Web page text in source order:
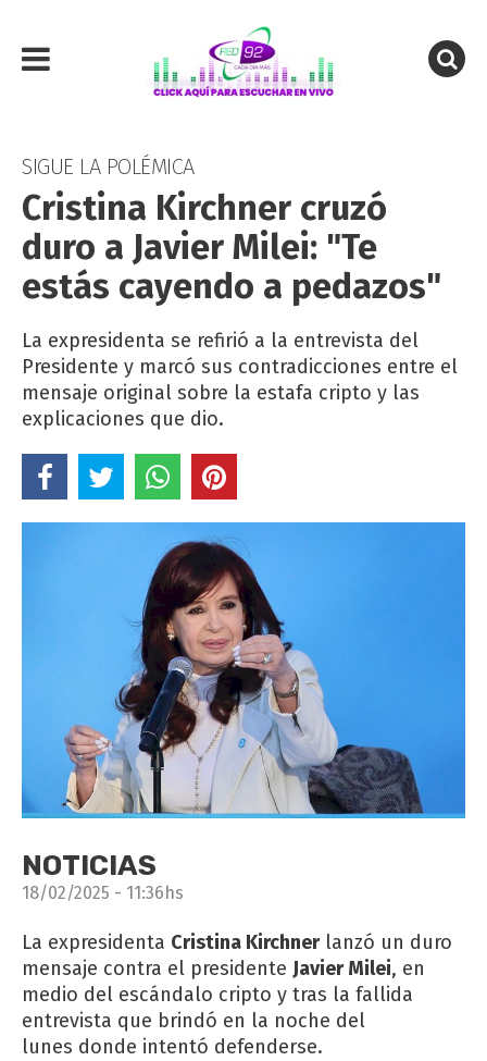
SIGUE LA POLÉMICA
Cristina Kirchner cruzó
duro a Javier Milei: "Te
estás cayendo a pedazos"
La expresidenta se refirió a la entrevista del
Presidente y marcó sus contradicciones entre el
mensaje original sobre la estafa cripto y las
explicaciones que dio.
NOTICIAS
18/02/2025 - 11:36hs
La expresidenta Cristina Kirchnerlanzó un duro
mensaje contra el presidente Javier Milei, en
medio del escándalo cripto y tras la fallida
entrevista que brindó en la noche del
lunes donde intentó defenderse.